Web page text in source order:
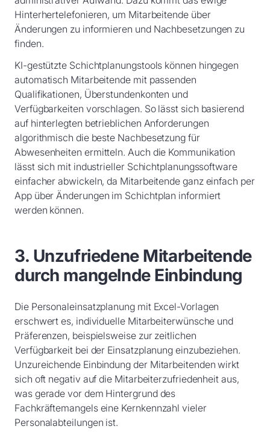
Hinterhertelefonieren, um Mitarbeitende über
Änderungen zu informieren und Nachbesetzungen zu
finden.
KI-gestützte Schichtplanungstools können hingegen
automatisch Mitarbeitende mit passenden
Qualifikationen, Überstundenkonten und
Verfügbarkeiten vorschlagen. So lässt sich basierend
auf hinterlegten betrieblichen Anforderungen
algorithmisch die beste Nachbesetzung für
Abwesenheiten ermitteln. Auch die Kommunikation
lässt sich mit industrieller Schichtplanungssoftware
einfacher abwickeln, da Mitarbeitende ganz einfach per
App über Änderungen im Schichtplan informiert
werden können.
3. Unzufriedene Mitarbeitende
durch mangelnde Einbindung
Die Personaleinsatzplanung mit Excel-Vorlagen
erschwert es, individuelle Mitarbeiterwünsche und
Präferenzen, beispielsweise zur zeitlichen
Verfügbarkeit bei der Einsatzplanung einzubeziehen.
Unzureichende Einbindung der Mitarbeitenden wirkt
sich oft negativ auf die Mitarbeiterzufriedenheit aus,
was gerade vor dem Hintergrund des
Fachkräftemangels eine Kernkennzahl vieler
Personalabteilungen ist.